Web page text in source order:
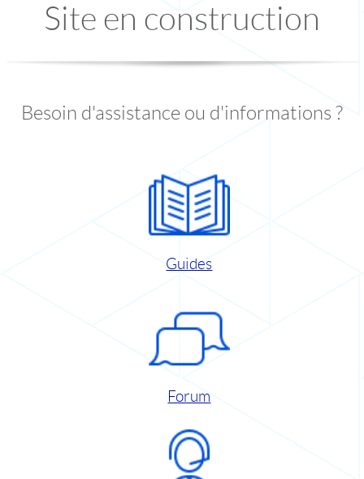
Site en construction
Besoin d'assistance ou d'informations ?
Guides
Forum